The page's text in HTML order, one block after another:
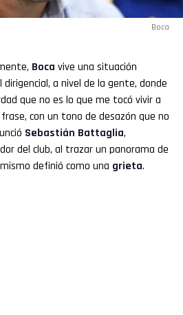
Boca
Boca vive una situación
a nivel de la gente, donde
que no es lo que me tocó vivir a
con un tono de desazón que no
Sebastián Battaglia,
del club, al trazar un panorama de
definió como una grieta.